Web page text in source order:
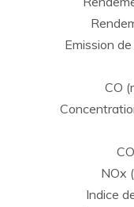
Emission
CO
NOx
Indice